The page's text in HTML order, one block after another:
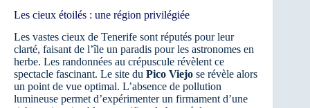
Les cieux étoilés : une région privilégiée
Les vastes cieux de Tenerife sont réputés pour leur
clarté, faisant de l’île un paradis pour les astronomes en
herbe. Les randonnées au crépuscule révèlent ce
spectacle fascinant. Le site du Pico Viejo se révèle alors
un point de vue optimal. L’absence de pollution
lumineuse permet d’expérimenter un firmament d’une